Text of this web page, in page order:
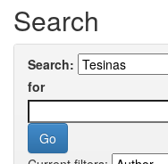
Search
Search:
for